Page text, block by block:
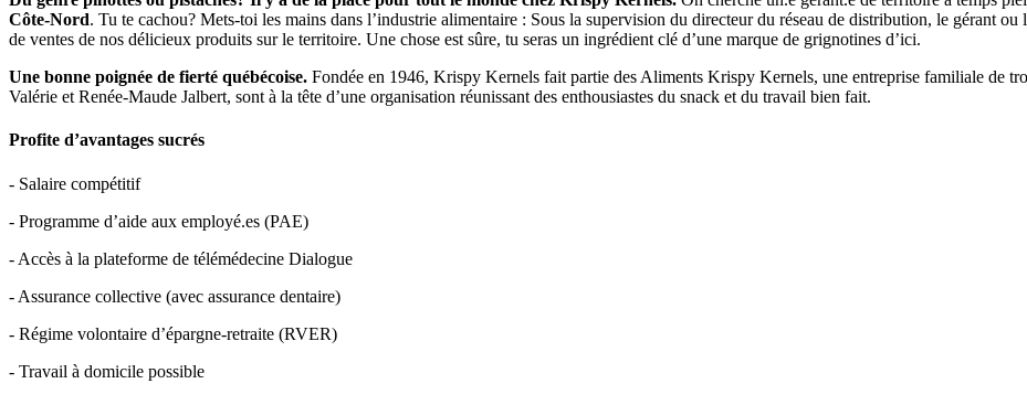
Côte-Nord. Tu te cachou? Mets-toi les mains dans l’industrie alimentaire : Sous la supervision du directeur du réseau de distribution, le gérant ou
de ventes de nos délicieux produits sur le territoire. Une chose est sûre, tu seras un ingrédient clé d’une marque de grignotines d’ici.
Une bonne poignée de fierté québécoise. Fondée en 1946, Krispy Kernels fait partie des Aliments Krispy Kernels, une entreprise familiale de
Valérie et Renée-Maude Jalbert, sont à la tête d’une organisation réunissant des enthousiastes du snack et du travail bien fait.
Profite d’avantages sucrés
- Salaire compétitif
- Programme d’aide aux employé.es (PAE)
- Accès à la plateforme de télémédecine Dialogue
- Assurance collective (avec assurance dentaire)
- Régime volontaire d’épargne-retraite (RVER)
- Travail à domicile possible